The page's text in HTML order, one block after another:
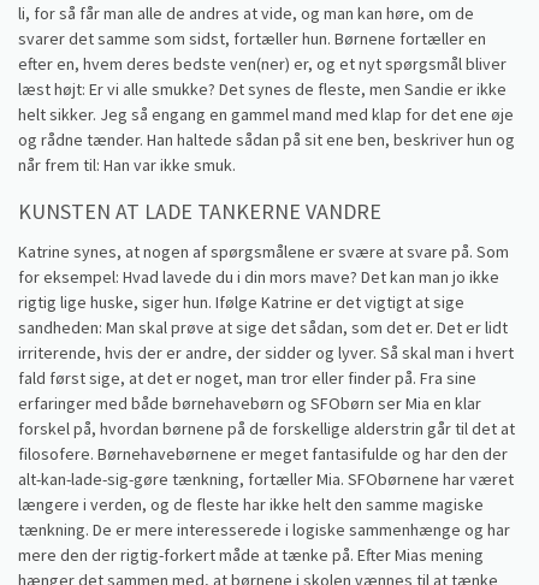
li, for så får man alle de andres at vide, og man kan høre, om de
svarer det samme som sidst, fortæller hun. Børnene fortæller en
efter en, hvem deres bedste ven(ner) er, og et nyt spørgsmål bliver
læst højt: Er vi alle smukke? Det synes de fleste, men Sandie er ikke
helt sikker. Jeg så engang en gammel mand med klap for det ene øje
og rådne tænder. Han haltede sådan på sit ene ben, beskriver hun og
når frem til: Han var ikke smuk.
KUNSTEN AT LADE TANKERNE VANDRE
Katrine synes, at nogen af spørgsmålene er svære at svare på. Som
for eksempel: Hvad lavede du i din mors mave? Det kan man jo ikke
rigtig lige huske, siger hun. Ifølge Katrine er det vigtigt at sige
sandheden: Man skal prøve at sige det sådan, som det er. Det er lidt
irriterende, hvis der er andre, der sidder og lyver. Så skal man i hvert
fald først sige, at det er noget, man tror eller finder på. Fra sine
erfaringer med både børnehavebørn og SFObørn ser Mia en klar
forskel på, hvordan børnene på de forskellige alderstrin går til det at
filosofere. Børnehavebørnene er meget fantasifulde og har den der
alt-kan-lade-sig-gøre tænkning, fortæller Mia. SFObørnene har været
længere i verden, og de fleste har ikke helt den samme magiske
tænkning. De er mere interesserede i logiske sammenhænge og har
mere den der rigtig-forkert måde at tænke på. Efter Mias mening
hænger det sammen med, at børnene i skolen vænnes til at tænke